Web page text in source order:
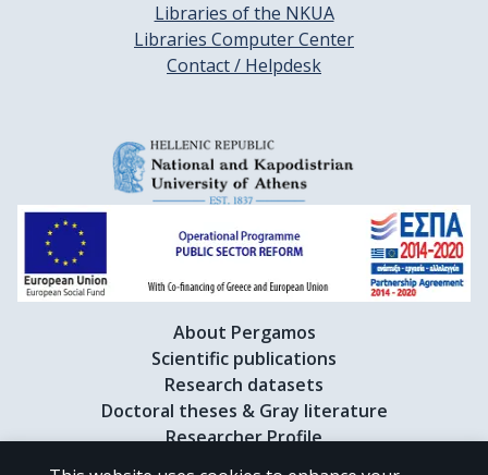
Libraries of the NKUA
Libraries Computer Center
Contact / Helpdesk
About Pergamos
Scientific publications
Research datasets
Doctoral theses & Gray literature
Researcher Profile